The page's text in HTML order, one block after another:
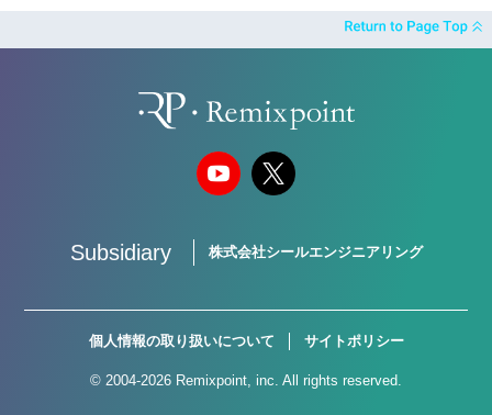
Subsidiary 株式会社シールエンジニアリング
個人情報の取り扱いについて サイトポリシー
© 2004-2026 Remixpoint, inc. All rights reserved.